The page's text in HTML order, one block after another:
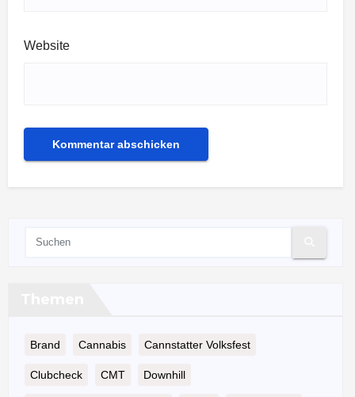
Website
Brand Cannabis Cannstatter Volksfest
Clubcheck CMT Downhill